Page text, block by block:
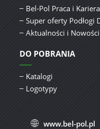
Bel-Pol Praca i Kariera
Super oferty Podłogi
Aktualności i Nowości
DO POBRANIA
Katalogi
Logotypy
www.bel-pol.pl